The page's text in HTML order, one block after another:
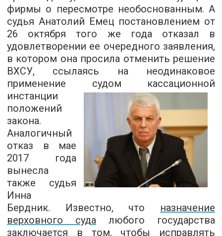
фирмы о пересмотре необоснованным. А
судья Анатолий Емец постановлением от
26 октября того же года отказал в
удовлетворении ее очередного заявления,
в котором она просила отменить решение
ВХСУ, ссылаясь на неодинаковое
применение судом кассационной
инстанции
положений
закона.
Аналогичный
отказ в мае
2017 года
вынесла
также судья
Инна
Бердник. Известно, что назначение
верховного суда любого государства
заключается в том, чтобы исправлять